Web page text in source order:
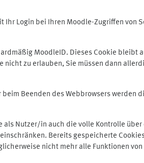
Login bei Ihren Moodle-Zugriffen von
MoodleID. Dieses Cookie bleibt
zu erlauben, Sie müssen dann
Beenden des Webbrowsers werden
Nutzer/in auch die volle Kontrolle über
Bereits gespeicherte
nicht mehr alle Funktionen